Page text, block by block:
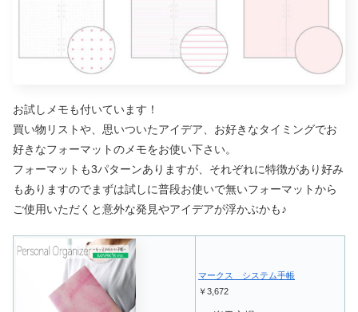
お試しメモも付いています！
買い物リストや、思いついたアイデア、お好きなタイミングでお
好きなフォーマットのメモをお使い下さい。
フォーマットも3パターンありますが、それぞれに特徴があり好み
もありますのでまずは試しに普段お使いで無いフォーマットから
ご使用いただくと意外な発見やアイデアが浮かぶかも♪
マークス システム手帳
￥3,672